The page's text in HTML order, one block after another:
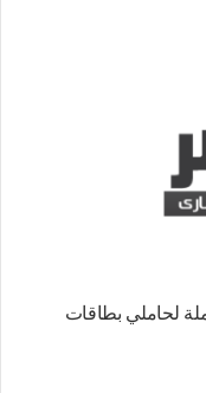
لحاملي بطاقات